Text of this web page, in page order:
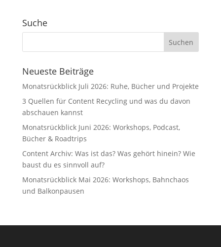
Suche
Neueste Beiträge
Monatsrückblick Juli 2026: Ruhe, Bücher und Projekte
3 Quellen für Content Recycling und was du davon
abschauen kannst
Monatsrückblick Juni 2026: Workshops, Podcast,
Bücher & Roadtrips
Content Archiv: Was ist das? Was gehört hinein? Wie
baust du es sinnvoll auf?
Monatsrückblick Mai 2026: Workshops, Bahnchaos
und Balkonpausen